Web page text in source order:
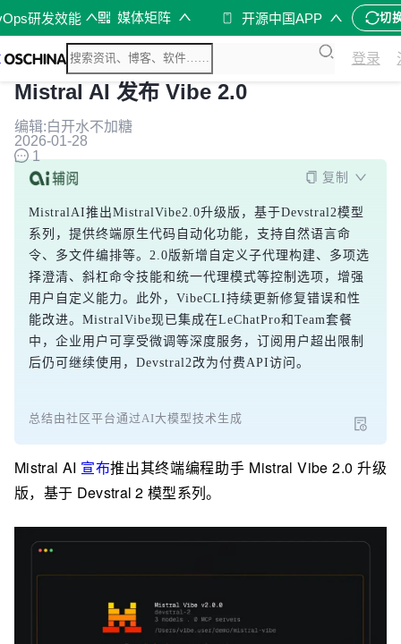
研发效能 媒体矩阵 开源中国APP 切
登录
Mistral AI 发布 Vibe 2.0
编辑:白开水不加糖
2026-01-28
1
复制
MistralAI推出MistralVibe2.0升级版，基于Devstral2模型
系列，提供终端原生代码自动化功能，支持自然语言命
令、多文件编排等。2.0版新增自定义子代理构建、多项选
择澄清、斜杠命令技能和统一代理模式等控制选项，增强
用户自定义能力。此外，VibeCLI持续更新修复错误和性
能改进。MistralVibe现已集成在LeChatPro和Team套餐
中，企业用户可享受微调等深度服务，订阅用户超出限制
后仍可继续使用，Devstral2改为付费API访问。
总结由社区平台通过AI大模型技术生成
Mistral AI 宣布推出其终端编程助手 Mistral Vibe 2.0 升级
版，基于 Devstral 2 模型系列。